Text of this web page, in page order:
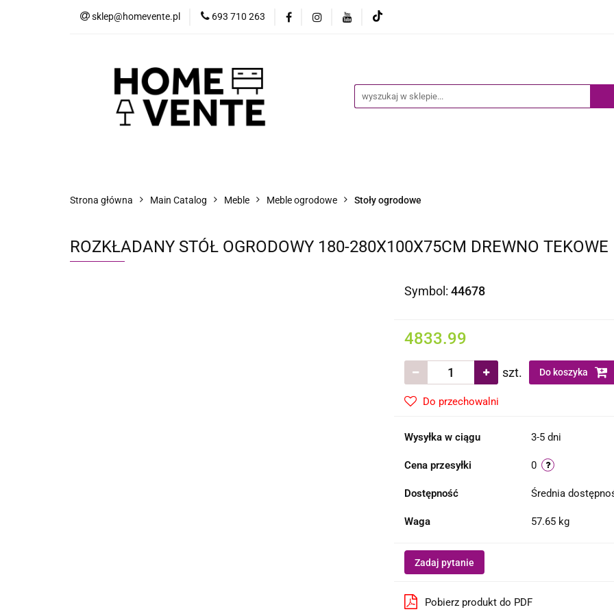
sklep@homevente.pl 693 710 263
Meble Dom i Ogród Narzędzia
Inne
Strona główna Main Catalog Meble Meble ogrodowe Stoły ogrodowe
ROZKŁADANY STÓŁ OGRODOWY 180-280X100X75CM DREWNO TEKOWE
Symbol: 44678
4833.99
szt. Do koszyka
Do przechowalni
Wysyłka w ciągu 3-5 dni
Cena przesyłki 0
Dostępność Średnia
Waga 57.65 kg
Zadaj pytanie
Pobierz produkt do PDF